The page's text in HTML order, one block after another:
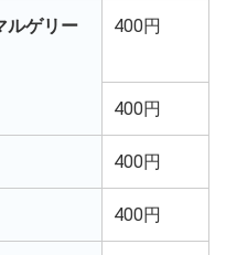
ルゲリー
400円
400円
400円
400円